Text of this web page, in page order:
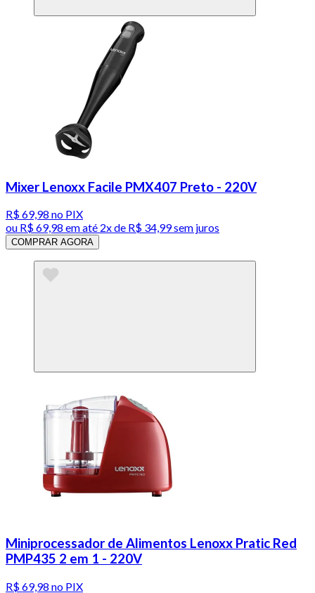
Mixer Lenoxx Facile PMX407 Preto - 220V
R$ 69,98 no PIX
ou R$ 69,98 em até 2x de R$ 34,99 sem juros
COMPRAR AGORA
Miniprocessador de Alimentos Lenoxx Pratic Red
PMP435 2 em 1 - 220V
R$ 69,98 no PIX